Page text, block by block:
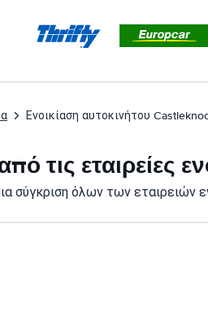
Ενοικίαση αυτοκινήτου
τις εταιρείες
σύγκριση όλων των εταιρειών